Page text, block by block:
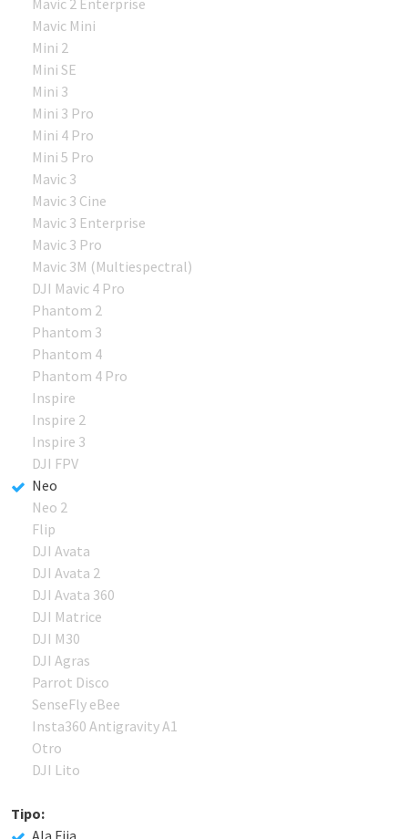
Mavic Mini
Mini 2
Mini SE
Mini 3
Mini 3 Pro
Mini 4 Pro
Mini 5 Pro
Mavic 3
Mavic 3 Cine
Mavic 3 Enterprise
Mavic 3 Pro
Mavic 3M (Multiespectral)
DJI Mavic 4 Pro
Phantom 2
Phantom 3
Phantom 4
Phantom 4 Pro
Inspire
Inspire 2
Inspire 3
DJI FPV
Neo
Neo 2
Flip
DJI Avata
DJI Avata 2
DJI Avata 360
DJI Matrice
DJI M30
DJI Agras
Parrot Disco
SenseFly eBee
Insta360 Antigravity A1
Otro
DJI Lito
Tipo:
Ala Fija